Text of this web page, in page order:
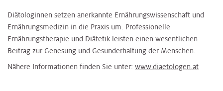
Diätologinnen setzen anerkannte Ernährungswissenschaft und
Ernährungsmedizin in die Praxis um. Professionelle
Ernährungstherapie und Diätetik leisten einen wesentlichen
Beitrag zur Genesung und Gesunderhaltung der Menschen.
Nähere Informationen finden Sie unter: www.diaetologen.at